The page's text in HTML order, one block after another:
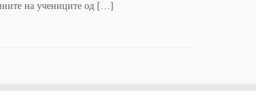
на учениците од […]